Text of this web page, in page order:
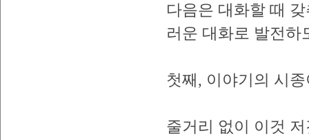
다음은 대화할 때
러운 대화로 발전하
첫째, 이야기의 시
줄거리 없이 이것